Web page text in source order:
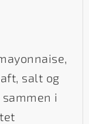
salt og
i